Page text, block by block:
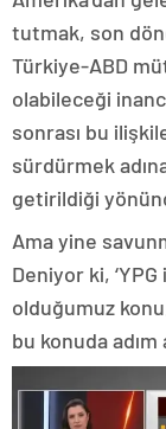
tutmak, son
Türkiye-ABD
olabileceği
sonrası bu
sürdürmek
getirildiği
Ama yine
Deniyor ki,
olduğumuz
bu konuda adım